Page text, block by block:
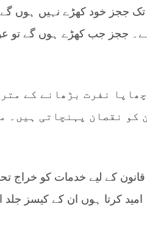
ججز خود کھڑے نہیں ہوں گے
ججز جب کھڑے ہوں گے تو
نفرت بڑھانے کے
کو نقصان پہنچاتی ہیں۔
کے لیے خدمات کو خراج
کرتا ہوں ان کے کیسز جلد